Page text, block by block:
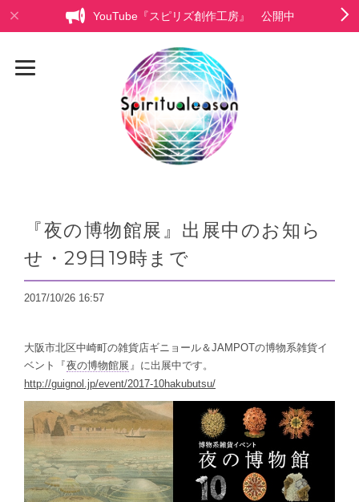
YouTube『スピリズ創作工房』 公開中
『夜の博物館展』出展中のお知ら
せ・29日19時まで
2017/10/26 16:57
大阪市北区中崎町の雑貨店ギニョール＆JAMPOTの博物系雑貨イ
ベント『夜の博物館展 』に出展中です。
http://guignol.jp/event/2017-10hakubutsu/